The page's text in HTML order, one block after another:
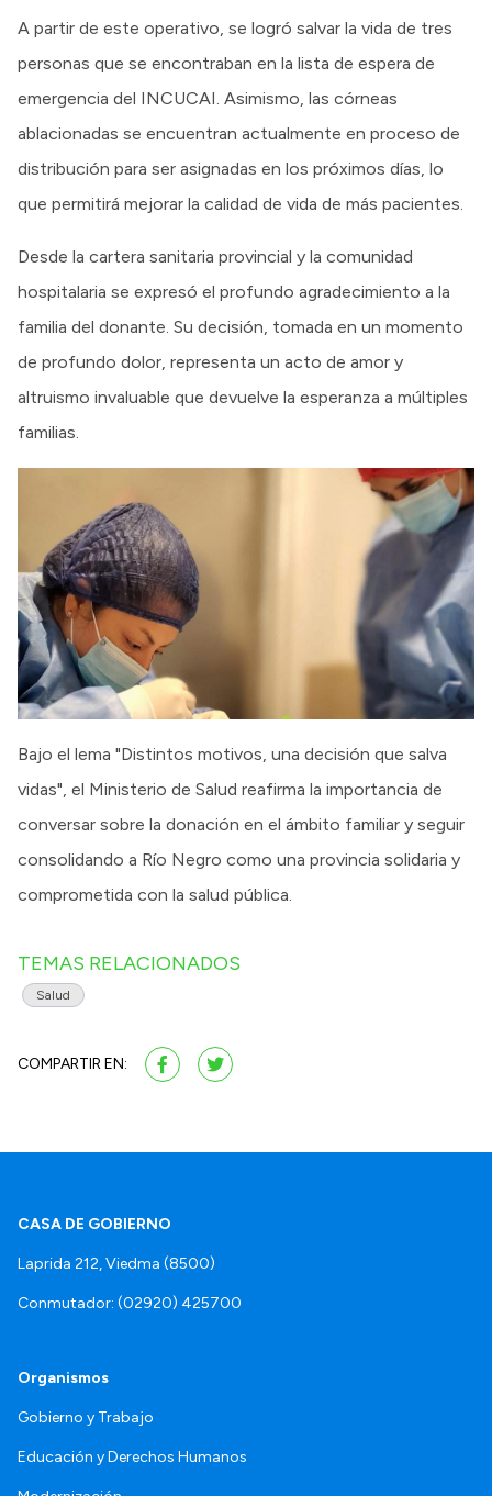
A partir de este operativo, se logró salvar la vida de tres
personas que se encontraban en la lista de espera de
emergencia del INCUCAI. Asimismo, las córneas
ablacionadas se encuentran actualmente en proceso de
distribución para ser asignadas en los próximos días, lo
que permitirá mejorar la calidad de vida de más pacientes.
Desde la cartera sanitaria provincial y la comunidad
hospitalaria se expresó el profundo agradecimiento a la
familia del donante. Su decisión, tomada en un momento
de profundo dolor, representa un acto de amor y
altruismo invaluable que devuelve la esperanza a múltiples
familias.
Bajo el lema "Distintos motivos, una decisión que salva
vidas", el Ministerio de Salud reafirma la importancia de
conversar sobre la donación en el ámbito familiar y seguir
consolidando a Río Negro como una provincia solidaria y
comprometida con la salud pública.
TEMAS RELACIONADOS
Salud
COMPARTIR EN:
CASA DE GOBIERNO
Laprida 212, Viedma (8500)
Conmutador: (02920) 425700
Organismos
Gobierno y Trabajo
Educación y Derechos Humanos